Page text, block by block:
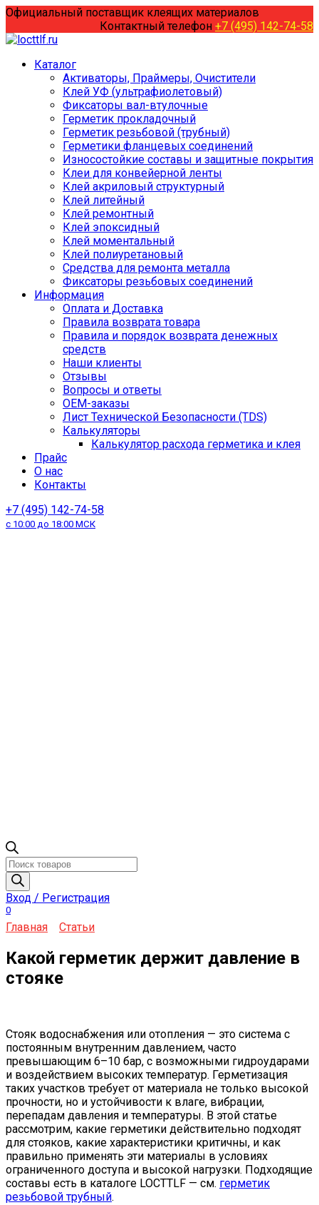
Перейти
содержанию
Официальный поставщик клеящих материалов
Контактный телефон +7 (495) 142-74-58
Каталог
Активаторы, Праймеры, Очистители
Клей УФ (ультрафиолетовый)
Фиксаторы вал-втулочные
Герметик прокладочный
Герметик резьбовой (трубный)
Герметики фланцевых соединений
Износостойкие составы и защитные покрытия
Клеи для конвейерной ленты
Клей акриловый структурный
Клей литейный
Клей ремонтный
Клей эпоксидный
Клей моментальный
Клей полиуретановый
Средства для ремонта металла
Фиксаторы резьбовых соединений
Информация
Оплата и Доставка
Правила возврата товара
Правила и порядок возврата денежных
средств
Наши клиенты
Отзывы
Вопросы и ответы
OEM-заказы
Лист Технической Безопасности (TDS)
Калькуляторы
Калькулятор расхода герметика и клея
Прайс
О нас
Контакты
+7 (495) 142-74-58
с 10:00 до 18:00 МСК
Поиск
товаров
Вход / Регистрация
0
Главная Статьи
Какой герметик держит давление в
стояке
Стояк водоснабжения или отопления — это система с
постоянным внутренним давлением, часто
превышающим 6–10 бар, с возможными гидроударами
и воздействием высоких температур. Герметизация
таких участков требует от материала не только высокой
прочности, но и устойчивости к влаге, вибрации,
перепадам давления и температуры. В этой статье
рассмотрим, какие герметики действительно подходят
для стояков, какие характеристики критичны, и как
правильно применять эти материалы в условиях
ограниченного доступа и высокой нагрузки. Подходящие
составы есть в каталоге LOCTTLF — см. герметик
резьбовой трубный.